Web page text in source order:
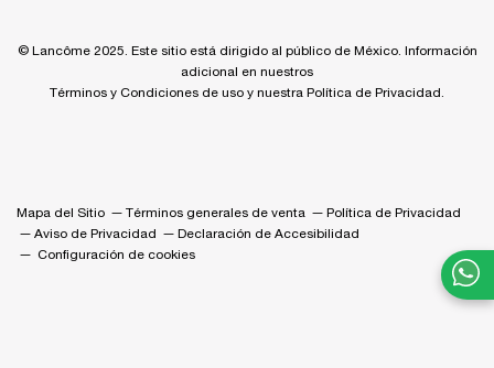
© Lancôme 2025. Este sitio está dirigido al público de México. Información
adicional en nuestros
Términos y Condiciones de uso y nuestra Política de Privacidad.
Mapa del Sitio Términos generales de venta
Política de Privacidad
Aviso de Privacidad
Declaración de Accesibilidad
Configuración de cookies